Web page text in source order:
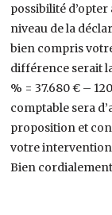
possibilité d’opter
niveau de la
bien compris
différence serait
% = 37.680 € –
comptable sera
proposition et
votre intervention
Bien